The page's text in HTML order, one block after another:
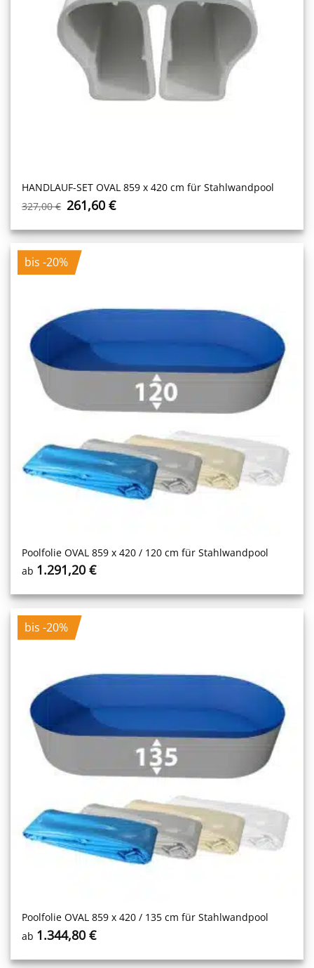
HANDLAUF-SET OVAL 859 x 420 cm für Stahlwandpool
327,00€ Ursprünglicher
Preis
war:
327,00 €
261,60€Aktueller
ist:
261,60 €.
bis -20%
Poolfolie OVAL 859 x 420 / 120 cm für Stahlwandpool
ab 1.291,20€
bis -20%
Poolfolie OVAL 859 x 420 / 135 cm für Stahlwandpool
ab 1.344,80€